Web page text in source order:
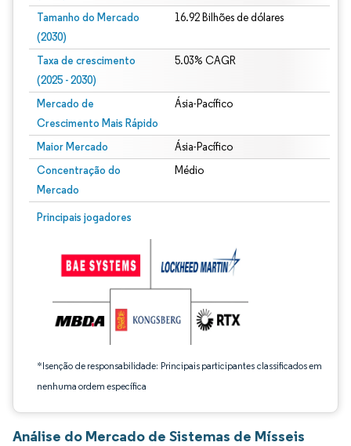
Tamanho do Mercado
(2030)
16.92 Bilhões de dólares
Taxa de crescimento
(2025 - 2030)
5.03% CAGR
Mercado de
Crescimento Mais Rápido
Ásia-Pacífico
Maior Mercado Ásia-Pacífico
Concentração do
Mercado
Médio
Principais jogadores
*Isenção de responsabilidade: Principais participantes classificados em
nenhuma ordem específica
Imagem © Mordor Intelligence. O reuso requer atribuição conforme CC BY 4.0.
Análise do Mercado de Sistemas de Mísseis